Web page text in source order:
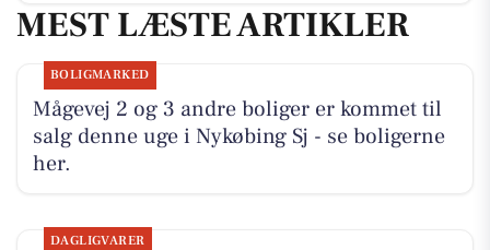
MEST LÆSTE ARTIKLER
BOLIGMARKED
Mågevej 2 og 3 andre boliger er kommet til
salg denne uge i Nykøbing Sj - se boligerne
her.
DAGLIGVARER